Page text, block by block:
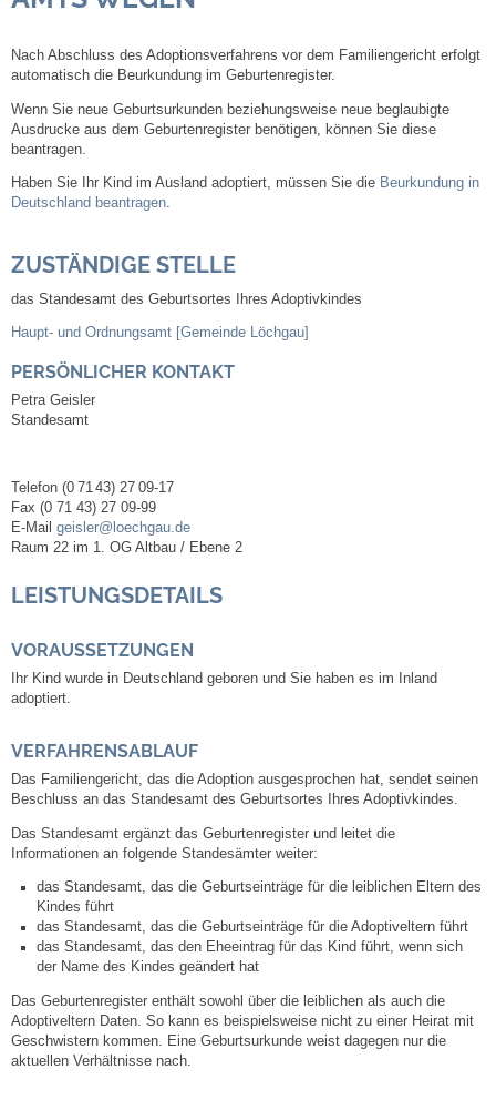
Ortsrecht
Haushalt 2026
Trinkwasser - Härtebereich
Redaktionsstatut für das Amtsblatt
Service
Fahrplanauskünfte
Abfall-Infos
Ortsplan
Bildergalerie
Schlepper / Traktor
Rathaus
Aktuelles
Gemeindeverwaltung
Mitarbeiter
Stellenangebote
Nach Abschluss des Adoptionsverfahrens vor dem Familiengericht erfolgt
automatisch die Beurkundung im Geburtenregister.
Wenn Sie neue Geburtsurkunden beziehungsweise neue beglaubigte
Ausdrucke aus dem Geburtenregister benötigen, können Sie diese
beantragen.
Haben Sie Ihr Kind im Ausland adoptiert, müssen Sie die Beurkundung in
Deutschland beantragen.
ZUSTÄNDIGE STELLE
das Standesamt des Geburtsortes Ihres Adoptivkindes
Haupt- und Ordnungsamt [Gemeinde Löchgau]
PERSÖNLICHER KONTAKT
Petra Geisler
Standesamt
Telefon (0 7143) 27 09-17
Fax (0 71 43) 27 09-99
E-Mail geisler@loechgau.de
Raum 22 im 1. OG Altbau / Ebene 2
LEISTUNGSDETAILS
VORAUSSETZUNGEN
Ihr Kind wurde in Deutschland geboren und Sie haben es im Inland
adoptiert.
VERFAHRENSABLAUF
Das Familiengericht, das die Adoption ausgesprochen hat, sendet seinen
Beschluss an das Standesamt des Geburtsortes Ihres Adoptivkindes.
Das Standesamt ergänzt das Geburtenregister und leitet die
Informationen an folgende Standesämter weiter:
das Standesamt, das die Geburtseinträge für die leiblichen Eltern des
Kindes führt
das Standesamt, das die Geburtseinträge für die Adoptiveltern führt
das Standesamt, das den Eheeintrag für das Kind führt, wenn sich
der Name des Kindes geändert hat
Das Geburtenregister enthält sowohl über die leiblichen als auch die
Adoptiveltern Daten. So kann es beispielsweise nicht zu einer Heirat mit
Geschwistern kommen.
Eine Geburtsurkunde weist dagegen nur die
aktuellen Verhältnisse nach.